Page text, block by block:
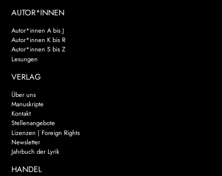
AUTOR*INNEN
Autor*innen A bis J
Autor*innen K bis R
Autor*innen S bis Z
Lesungen
VERLAG
Über uns
Manuskripte
Kontakt
Stellenangebote
Lizenzen | Foreign Rights
Newsletter
Jahrbuch der Lyrik
HANDEL